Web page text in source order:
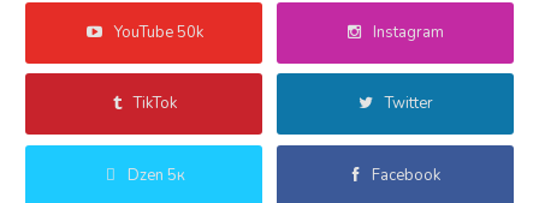
YouTube 50k Instagram
TikTok Twitter
Dzen 5к Facebook